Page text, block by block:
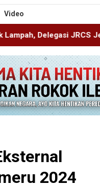
Video
Berbagi
2024